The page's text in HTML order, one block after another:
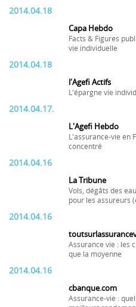
2014.04.18
Capa Hebdo
Facts & Figures
vie individuelle
2014.04.18
l'Agefi Actifs
L'épargne vie
2014.04.17.
L'Agefi Hebdo
L'assurance-vie en
concentré
2014.04.16
La Tribune
Vols, dégâts des
pour les assureurs
2014.04.16
Assurance vie : les
que la moyenne
2014.04.16
cbanque.com
Assurance-vie :